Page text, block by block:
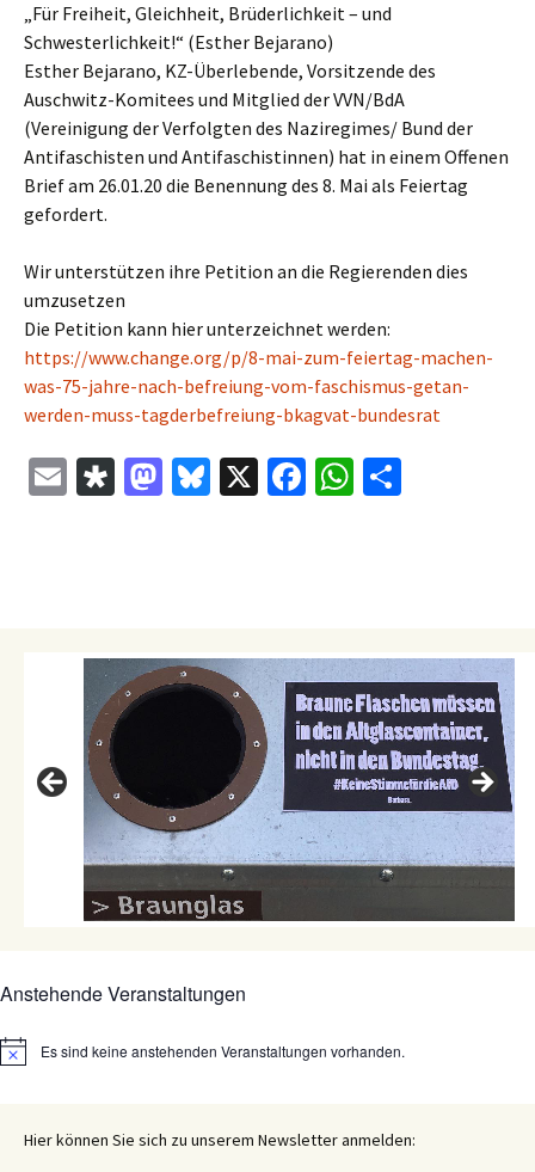
„Für Freiheit, Gleichheit, Brüderlichkeit – und
Schwesterlichkeit!“ (Esther Bejarano)
Esther Bejarano, KZ-Überlebende, Vorsitzende des
Auschwitz-Komitees und Mitglied der VVN/BdA
(Vereinigung der Verfolgten des Naziregimes/ Bund der
Antifaschisten und Antifaschistinnen) hat in einem Offenen
Brief am 26.01.20 die Benennung des 8. Mai als Feiertag
gefordert.
Wir unterstützen ihre Petition an die Regierenden dies
umzusetzen
Die Petition kann hier unterzeichnet werden:
https://www.change.org/p/8-mai-zum-feiertag-machen-
was-75-jahre-nach-befreiung-vom-faschismus-getan-
werden-muss-tagderbefreiung-bkagvat-bundesrat
E
Di M
n
Bl X
Fa
k
W
p
Anstehende Veranstaltungen
HinweisEs sind keine anstehenden Veranstaltungen vorhanden.
Hier können Sie sich zu unserem Newsletter anmelden: